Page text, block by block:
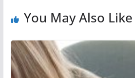
You May Also Like